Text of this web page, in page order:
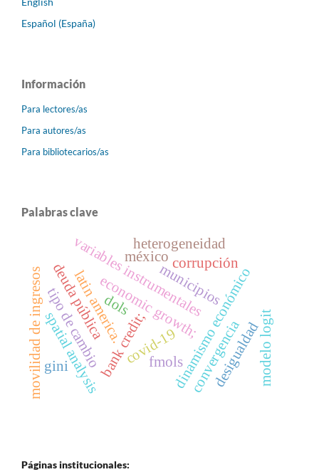
Español (España)
Información
Para lectores/as
Para autores/as
Para bibliotecarios/as
Palabras clave
dinamismo económico
municipios
bank credit;
economic growth;
latin america.
corrupción
variables instrumentales
méxico
covid-19
tipo de cambiodols
fmols convergencia
deuda pública
desigualdad
spatial analysis
heterogeneidad
gini modelo logit
movilidad de ingresos
Páginas institucionales: